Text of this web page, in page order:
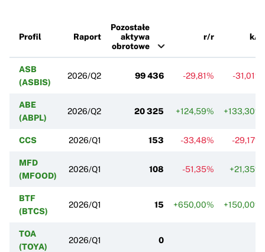
Profil Raport
Pozostałe
aktywa
obrotowe
r/r k/k
ASB
(ASBIS)
2026/Q2 99 436 -29,81% -31,01%
ABE
(ABPL)
2026/Q2 20 325 +124,59% +133,30%
CCS 2026/Q1 153 -33,48% -29,17%
MFD
(MFOOD)
2026/Q1 108 -51,35% +21,35%
BTF
(BTCS)
2026/Q1 15 +650,00% +150,00%
TOA
(TOYA)
2026/Q1 0